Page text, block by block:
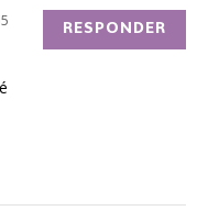
RESPONDER